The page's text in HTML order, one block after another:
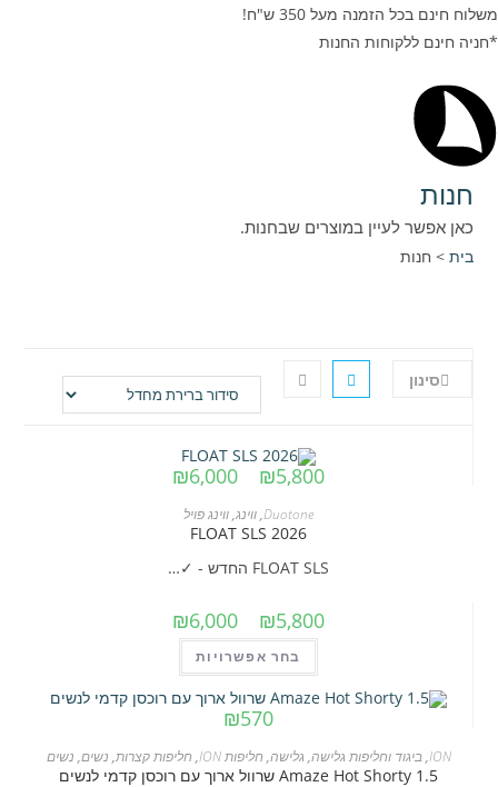
משלוח חינם בכל הזמנה מעל 350 ש"ח!
*חניה חינם ללקוחות החנות
חנות
כאן אפשר לעיין במוצרים שבחנות.
בית > חנות
סינון
₪5,800
₪6,000
Duotone
,ווינג,ווינג פויל
2026 FLOAT SLS
FLOAT SLS החדש - ✓…
₪5,800
₪6,000
עד
בחר אפשרויות
זה
יש
סוגים.
₪570
ION
,ביגוד וחליפות גלישה, גלישה, חליפות ION , חליפות קצרות, נשים, נשים
Amaze Hot Shorty 1.5 שרוול ארוך עם רוכסן קדמי לנשים